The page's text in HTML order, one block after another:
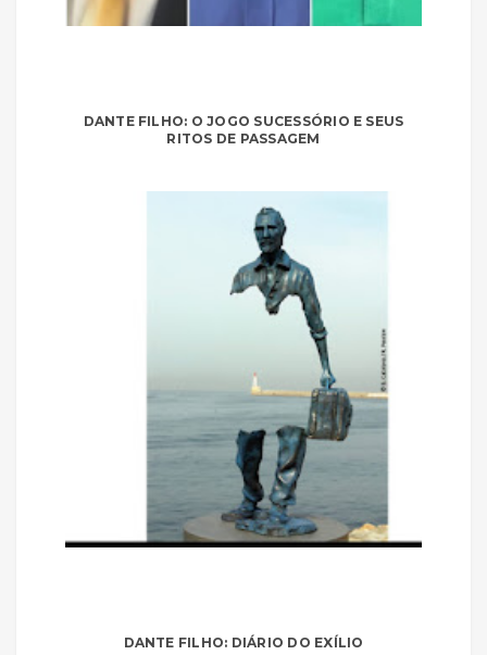
DANTE FILHO: O JOGO SUCESSÓRIO E SEUS
RITOS DE PASSAGEM
DANTE FILHO: DIÁRIO DO EXÍLIO